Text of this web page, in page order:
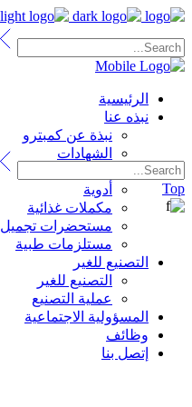
الرئيسية
نبذه عنا
نبذة عن كمبترو
الشهادات
المنتجات
أدوية
مكملات غذائية
مستحضرات تجميل
مستلزمات طبية
التصنيع للغير
التصنيع للغير
عملية التصنيع
المسؤولية الاجتماعية
وظائف
إتصل بنا
Top